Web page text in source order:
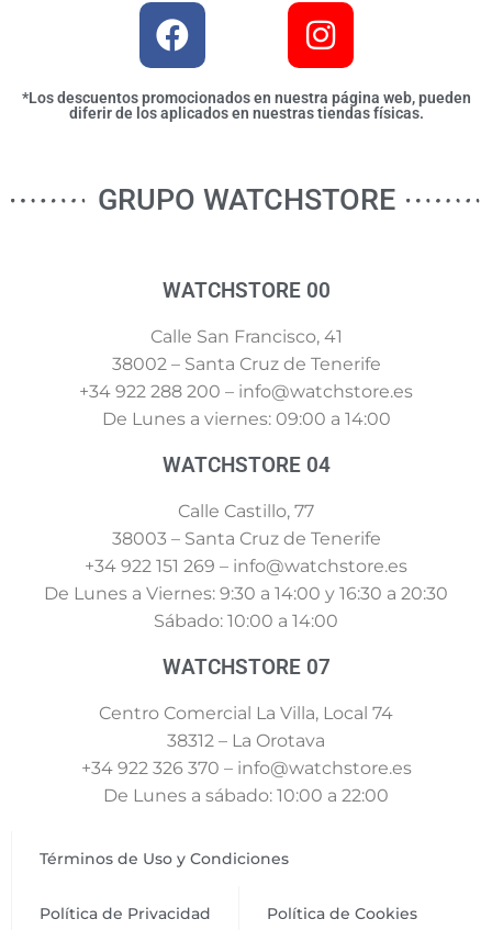
*Los descuentos promocionados en nuestra página web, pueden
diferir de los aplicados en nuestras tiendas físicas.
GRUPO WATCHSTORE
WATCHSTORE 00
Calle San Francisco, 41
38002 – Santa Cruz de Tenerife
+34 922 288 200 – info@watchstore.es
De Lunes a viernes: 09:00 a 14:00
WATCHSTORE 04
Calle Castillo, 77
38003 – Santa Cruz de Tenerife
+34 922 151 269 – info@watchstore.es
De Lunes a Viernes: 9:30 a 14:00 y 16:30 a 20:30
Sábado: 10:00 a 14:00
WATCHSTORE 07
Centro Comercial La Villa, Local 74
38312 – La Orotava
+34 922 326 370 – info@watchstore.es
De Lunes a sábado: 10:00 a 22:00
Términos de Uso y Condiciones
Política de Privacidad Política de Cookies